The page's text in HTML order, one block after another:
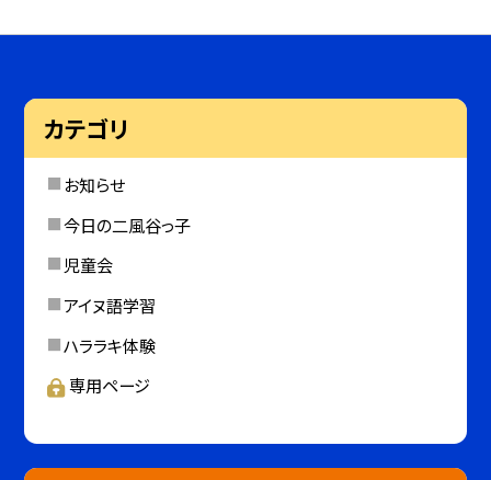
カテゴリ
お知らせ
今日の二風谷っ子
児童会
アイヌ語学習
ハララキ体験
専用ページ